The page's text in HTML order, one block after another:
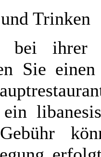
Trinken
bei ihrer
Sie